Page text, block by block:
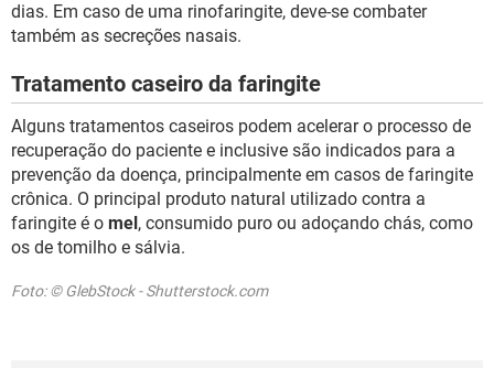
dias. Em caso de uma rinofaringite, deve-se combater
também as secreções nasais.
Tratamento caseiro da faringite
Alguns tratamentos caseiros podem acelerar o processo de
recuperação do paciente e inclusive são indicados para a
prevenção da doença, principalmente em casos de faringite
crônica. O principal produto natural utilizado contra a
faringite é o mel, consumido puro ou adoçando chás, como
os de tomilho e sálvia.
Foto: © GlebStock - Shutterstock.com